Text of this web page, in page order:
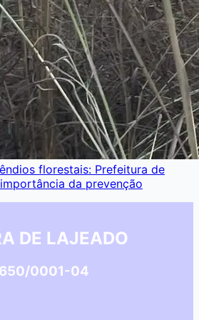
florestais: Prefeitura de
da prevenção
DE LAJEADO
0001-04